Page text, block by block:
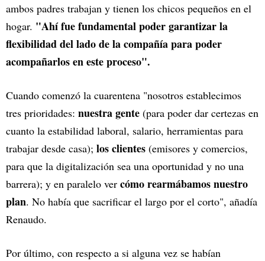
ambos padres trabajan y tienen los chicos pequeños en el
hogar. "Ahí fue fundamental poder garantizar la
flexibilidad del lado de la compañía para poder
acompañarlos en este proceso".
Cuando comenzó la cuarentena "nosotros establecimos
tres prioridades: nuestra gente (para poder dar certezas en
cuanto la estabilidad laboral, salario, herramientas para
trabajar desde casa); los clientes (emisores y comercios,
para que la digitalización sea una oportunidad y no una
barrera); y en paralelo ver cómo rearmábamos nuestro
plan. No había que sacrificar el largo por el corto", añadía
Renaudo.
Por último, con respecto a si alguna vez se habían